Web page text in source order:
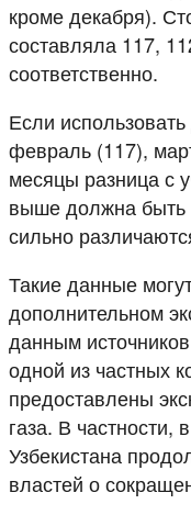
кроме декабря).
составляла 117,
соответственно.
Если
февраль (117),
месяцы разница с
выше должна
сильно
Такие данные
дополнительном
данным
одной из частных
предоставлены
газа. В частности,
Узбекистана
властей о